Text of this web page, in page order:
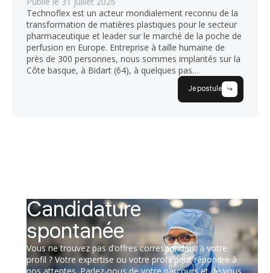
Technoflex est un acteur mondialement reconnu de la
transformation de matières plastiques pour le secteur
pharmaceutique et leader sur le marché de la poche de
perfusion en Europe. Entreprise à taille humaine de
près de 300 personnes, nous sommes implantés sur la
Côte basque, à Bidart (64), à quelques pas…
Je postule
Candidature
spontanée
Vous ne trouvez pas d’offres correspondant à votre
profil ? Votre expertise ou votre profil peut répondre à